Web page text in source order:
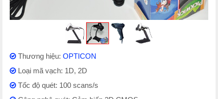
Thương hiệu: OPTICON
Loại mã vạch: 1D, 2D
Tốc độ quét: 100 scans/s